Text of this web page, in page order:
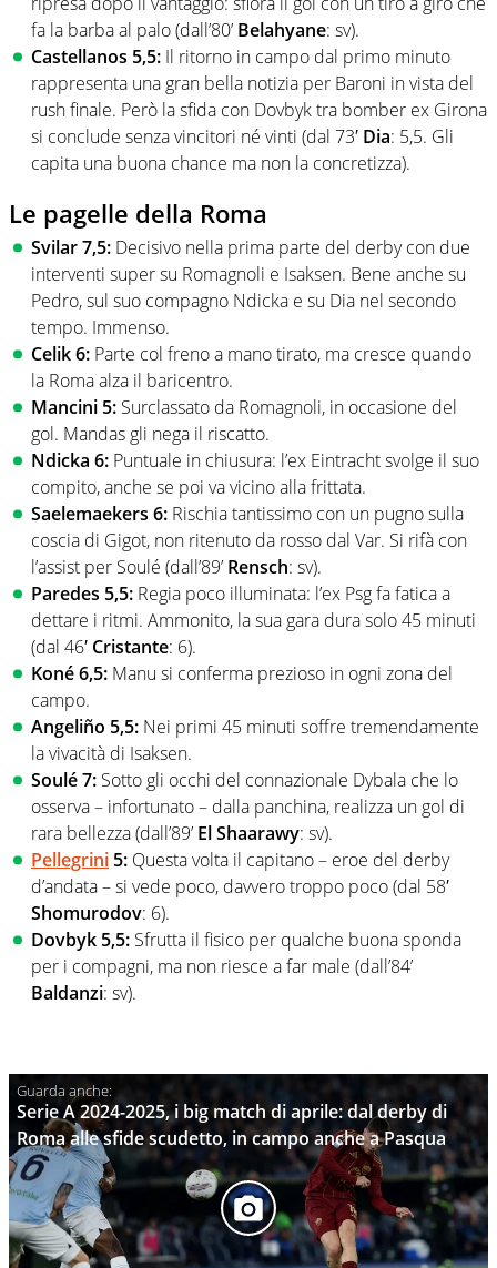
fa la barba al palo (dall’80’ Belahyane: sv).
Castellanos 5,5: Il ritorno in campo dal primo minuto
rappresenta una gran bella notizia per Baroni in vista del
rush finale. Però la sfida con Dovbyk tra bomber ex Girona
si conclude senza vincitori né vinti (dal 73′ Dia: 5,5. Gli
capita una buona chance ma non la concretizza).
Le pagelle della Roma
Svilar 7,5: Decisivo nella prima parte del derby con due
interventi super su Romagnoli e Isaksen. Bene anche su
Pedro, sul suo compagno Ndicka e su Dia nel secondo
tempo. Immenso.
Celik 6: Parte col freno a mano tirato, ma cresce quando
la Roma alza il baricentro.
Mancini 5: Surclassato da Romagnoli, in occasione del
gol. Mandas gli nega il riscatto.
Ndicka 6: Puntuale in chiusura: l’ex Eintracht svolge il suo
compito, anche se poi va vicino alla frittata.
Saelemaekers 6: Rischia tantissimo con un pugno sulla
coscia di Gigot, non ritenuto da rosso dal Var. Si rifà con
l’assist per Soulé (dall’89’ Rensch: sv).
Paredes 5,5: Regia poco illuminata: l’ex Psg fa fatica a
dettare i ritmi. Ammonito, la sua gara dura solo 45 minuti
(dal 46′ Cristante: 6).
Koné 6,5: Manu si conferma prezioso in ogni zona del
campo.
Angeliño 5,5: Nei primi 45 minuti soffre tremendamente
la vivacità di Isaksen.
Soulé 7: Sotto gli occhi del connazionale Dybala che lo
osserva – infortunato – dalla panchina, realizza un gol di
rara bellezza (dall’89’ El Shaarawy: sv).
Pellegrini 5: Questa volta il capitano – eroe del derby
d’andata – si vede poco, davvero troppo poco (dal 58′
Shomurodov: 6).
Dovbyk 5,5: Sfrutta il fisico per qualche buona sponda
per i compagni, ma non riesce a far male (dall’84’
Baldanzi: sv).
Serie A 2024-2025, i big match di aprile: dal derby di
Roma alle sfide scudetto, in campo anche a Pasqua